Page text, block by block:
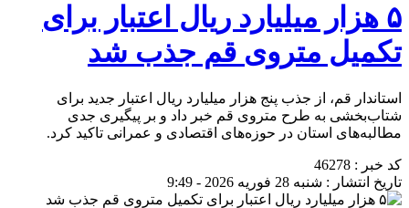
۵ هزار میلیارد ریال اعتبار برای
تکمیل متروی قم جذب شد
استاندار قم، از جذب پنج هزار میلیارد ریال اعتبار جدید برای
شتاب‌بخشی به طرح متروی قم خبر داد و بر پیگیری جدی
مطالبه‌های استان در حوزه‌های اقتصادی و عمرانی تاکید کرد.
کد خبر : 46278
تاریخ انتشار : شنبه 28 فوریه 2026 - 9:49